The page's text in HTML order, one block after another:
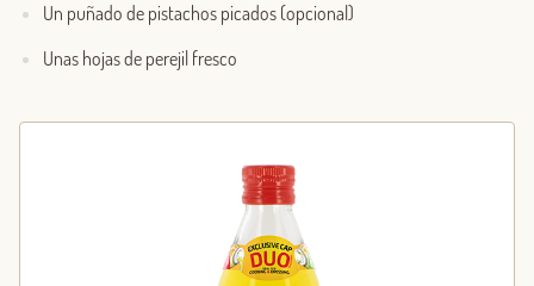
Un puñado de pistachos picados (opcional)
Unas hojas de perejil fresco